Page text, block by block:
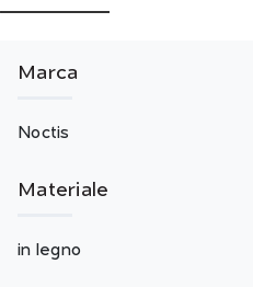
Marca
Noctis
Materiale
in legno